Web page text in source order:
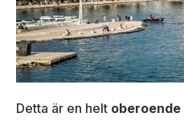
Detta är en helt oberoende